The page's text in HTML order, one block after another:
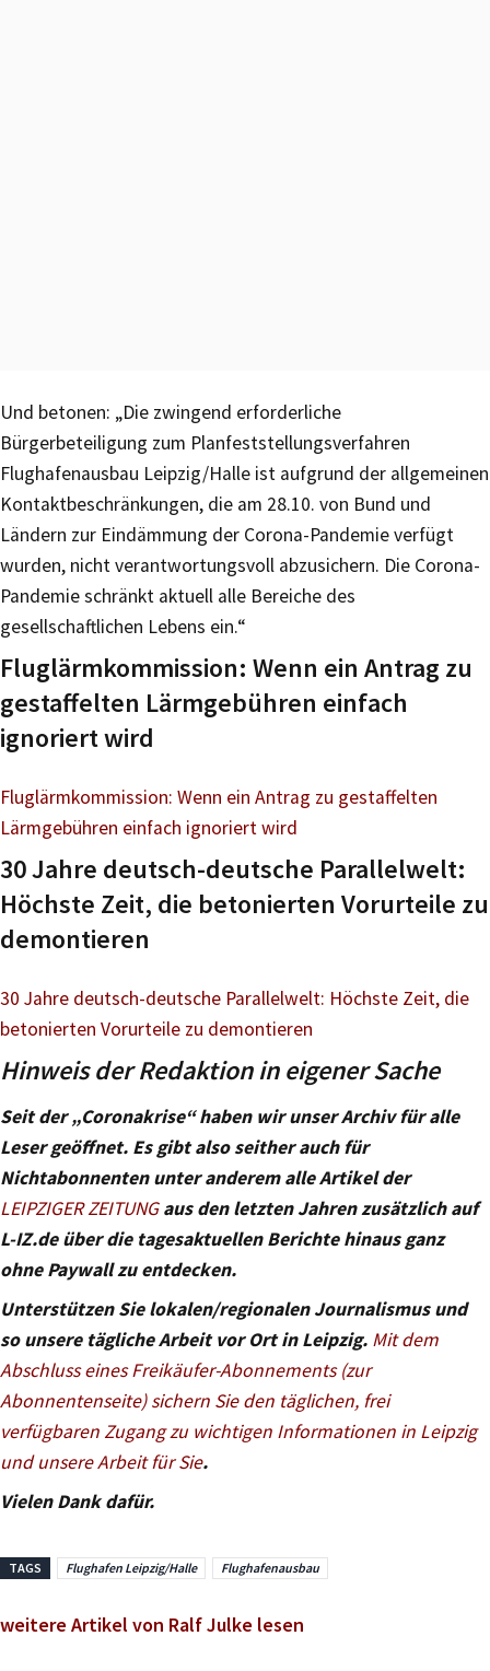
Und betonen: „Die zwingend erforderliche
Bürgerbeteiligung zum Planfeststellungsverfahren
Flughafenausbau Leipzig/Halle ist aufgrund der allgemeinen
Kontaktbeschränkungen, die am 28.10. von Bund und
Ländern zur Eindämmung der Corona-Pandemie verfügt
wurden, nicht verantwortungsvoll abzusichern. Die Corona-
Pandemie schränkt aktuell alle Bereiche des
gesellschaftlichen Lebens ein.“
Fluglärmkommission: Wenn ein Antrag zu
gestaffelten Lärmgebühren einfach
ignoriert wird
Fluglärmkommission: Wenn ein Antrag zu gestaffelten
Lärmgebühren einfach ignoriert wird
30 Jahre deutsch-deutsche Parallelwelt:
Höchste Zeit, die betonierten Vorurteile zu
demontieren
30 Jahre deutsch-deutsche Parallelwelt: Höchste Zeit, die
betonierten Vorurteile zu demontieren
Hinweis der Redaktion in eigener Sache
Seit der „Coronakrise“ haben wir unser Archiv für alle
Leser geöffnet. Es gibt also seither auch für
Nichtabonnenten unter anderem alle Artikel der
LEIPZIGER ZEITUNGaus den letzten Jahren zusätzlich auf
L-IZ.de über die tagesaktuellen Berichte hinaus ganz
ohne Paywall zu entdecken.
Unterstützen Sie lokalen/regionalen Journalismus und
so unsere tägliche Arbeit vor Ort in Leipzig. Mit dem
Abschluss eines Freikäufer-Abonnements (zur
Abonnentenseite) sichern Sie den täglichen, frei
verfügbaren Zugang zu wichtigen Informationen in Leipzig
und unsere Arbeit für Sie.
Vielen Dank dafür.
TAGS Flughafen Leipzig/Halle Flughafenausbau
weitere Artikel von Ralf Julke lesen